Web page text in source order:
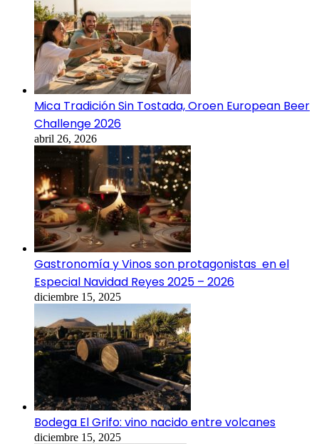
Mica Tradición Sin Tostada, Oroen European Beer
Challenge 2026
abril 26, 2026
Gastronomía y Vinos son protagonistas en el
Especial Navidad Reyes 2025 – 2026
diciembre 15, 2025
Bodega El Grifo: vino nacido entre volcanes
diciembre 15, 2025